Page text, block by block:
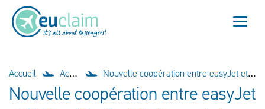
Vol annulé
Accueil Actualités Nouvelle coopération entre easyJet et Cathay Pacific à l'aéroport de Gatwick
Nouvelle coopération entre easyJet